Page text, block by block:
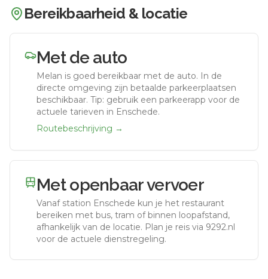
Bereikbaarheid & locatie
Met de auto
Melan is goed bereikbaar met de auto. In de
directe omgeving zijn betaalde parkeerplaatsen
beschikbaar. Tip: gebruik een parkeerapp voor de
actuele tarieven in Enschede.
Routebeschrijving →
Met openbaar vervoer
Vanaf station Enschede kun je het restaurant
bereiken met bus, tram of binnen loopafstand,
afhankelijk van de locatie. Plan je reis via 9292.nl
voor de actuele dienstregeling.